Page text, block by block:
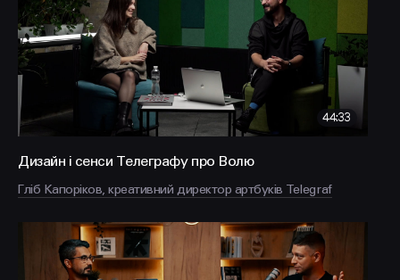
44:33
Дизайн і сенси Телеграфу про Волю
Гліб Капоріков, креативний директор артбуків Telegraf